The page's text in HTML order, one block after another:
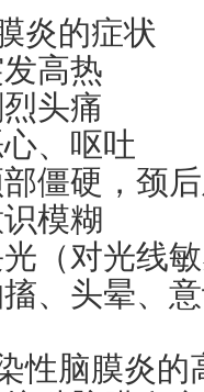
炎的症状
发高热
烈头痛
心、呕吐
部僵硬，颈
识模糊
光（对光线
搐、头晕、
性脑膜炎的